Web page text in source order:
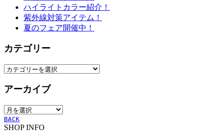
ハイライトカラー紹介！
紫外線対策アイテム！
夏のフェア開催中！
カテゴリー
カ
ゴ
ー
アーカイブ
ア
ー
カ
BACK
SHOP INFO